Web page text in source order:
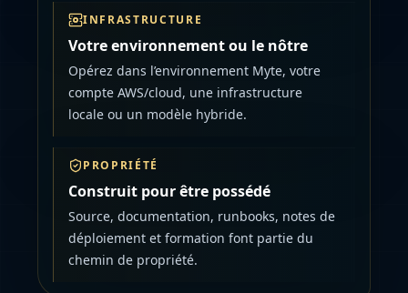
INFRASTRUCTURE
Votre environnement ou le nôtre
Opérez dans l’environnement Myte, votre
compte AWS/cloud, une infrastructure
locale ou un modèle hybride.
PROPRIÉTÉ
Construit pour être possédé
Source, documentation, runbooks, notes de
déploiement et formation font partie du
chemin de propriété.